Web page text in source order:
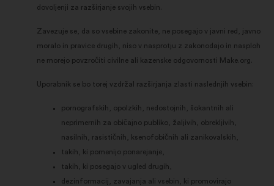
dovoljenji za razširjanje svojih vsebin.
Zavezuje se, da so vsebine zakonite, ne posegajo v javni red, javno
moralo in pravice drugih, niso v nasprotju z zakonodajo in nasploh
ne morejo povzročiti civilne ali kazenske odgovornosti Make.org.
Uporabnik se bo torej vzdržal razširjanja zlasti naslednjih vsebin:
pornografskih, opolzkih, nedostojnih, šokantnih ali
neprimernih za običajno publiko, žaljivih, obrekljivih,
nasilnih, rasističnih, ksenofobičnih ali zanikovalskih,
takih, ki pomenijo ponarejanje,
takih, ki posegajo v ugled drugih,
dezinformacij, zavajanja ali vsebin, ki promovirajo